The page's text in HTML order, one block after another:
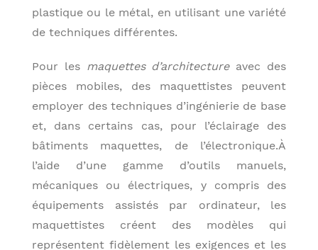
plastique ou le métal, en utilisant une variété
de techniques différentes.
Pour les maquettes d’architectureavec des
pièces mobiles, des maquettistes peuvent
employer des techniques d’ingénierie de base
et, dans certains cas, pour l’éclairage des
bâtiments maquettes, de l’électronique.À
l’aide d’une gamme d’outils manuels,
mécaniques ou électriques, y compris des
équipements assistés par ordinateur, les
maquettistes créent des modèles qui
représentent fidèlement les exigences et les